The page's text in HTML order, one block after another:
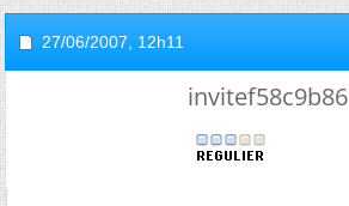
27/06/2007, 12h11
invitef58c9b86